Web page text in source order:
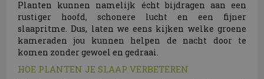
Planten kunnen namelijk écht bijdragen aan een
rustiger hoofd, schonere lucht en een fijner
slaapritme. Dus, laten we eens kijken welke groene
kameraden jou kunnen helpen de nacht door te
komen zonder gewoel en gedraai.
HOE PLANTEN JE SLAAP VERBETEREN